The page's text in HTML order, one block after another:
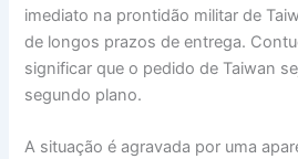
imediato na prontidão militar de
de longos prazos de entrega.
significar que o pedido de Taiwan
segundo plano.
A situação é agravada por uma